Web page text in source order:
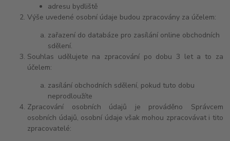
adresu bydliště
Výše uvedené osobní údaje budou zpracovány za účelem:
zařazení do databáze pro zasílání online obchodních
sdělení.
Souhlas udělujete na zpracování po dobu 3 let a to za
účelem:
zasílání obchodních sdělení, pokud tuto dobu
neprodloužíte
Zpracování osobních údajů je prováděno Správcem
osobních údajů, osobní údaje však mohou zpracovávat i tito
zpracovatelé: